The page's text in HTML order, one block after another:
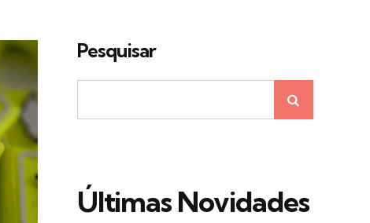
Pesquisar
Últimas Novidades